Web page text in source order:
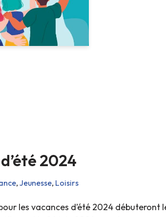
2024
, Jeunesse, Loisirs
les vacances d’été 2024 débuteront